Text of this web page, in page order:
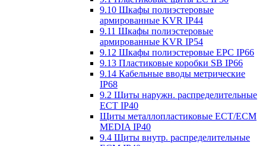
9.10 Шкафы полиэстеровые
армированные KVR IP44
9.11 Шкафы полиэстеровые
армированные KVR IP54
9.12 Шкафы полиэстеровые EPC IP66
9.13 Пластиковые коробки SB IP66
9.14 Кабельные вводы метрические
IP68
9.2 Щиты наружн. распределительные
ECT IP40
Щиты металлопластиковые ECT/ECM
MEDIA IP40
9.4 Щиты внутр. распределительные